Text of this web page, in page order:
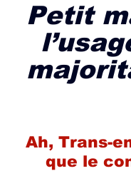
Petit
Ah, Trans-
que le